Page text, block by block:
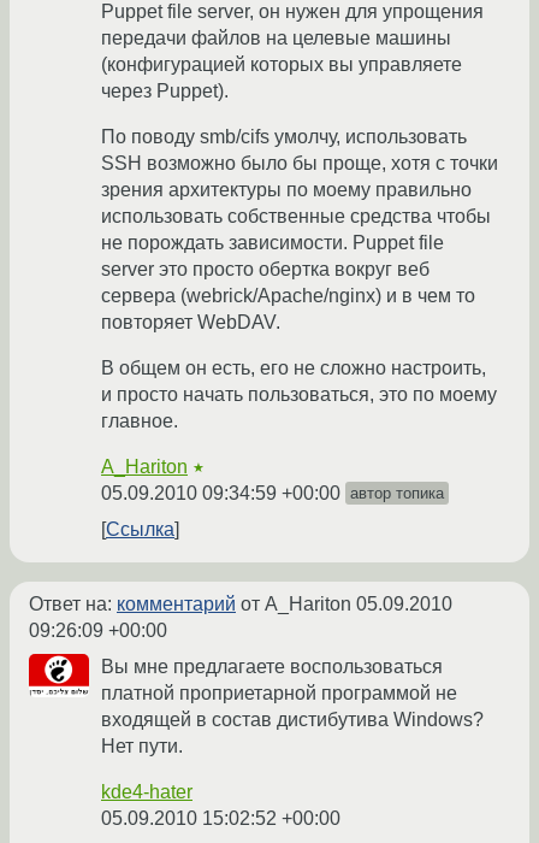
Puppet file server, он нужен для упрощения
передачи файлов на целевые машины
(конфигурацией которых вы управляете
через Puppet).
По поводу smb/cifs умолчу, использовать
SSH возможно было бы проще, хотя с точки
зрения архитектуры по моему правильно
использовать собственные средства чтобы
не порождать зависимости. Puppet file
server это просто обертка вокруг веб
сервера (webrick/Apache/nginx) и в чем то
повторяет WebDAV.
В общем он есть, его не сложно настроить,
и просто начать пользоваться, это по моему
главное.
A_Hariton ★
05.09.2010 09:34:59 +00:00 автор топика
Ссылка
Ответ на: комментарий от A_Hariton 05.09.2010
09:26:09 +00:00
Вы мне предлагаете воспользоваться
платной проприетарной программой не
входящей в состав дистибутива Windows?
Нет пути.
kde4-hater
05.09.2010 15:02:52 +00:00